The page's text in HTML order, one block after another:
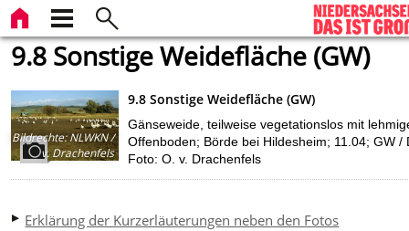
9.8 Sonstige Weidefläche (GW)
Bildrechte:NLWKN /
v. Drachenfels
9.8 Sonstige Weidefläche (GW)
Gänseweide, teilweise vegetationslos mit
Offenboden; Börde bei Hildesheim; 11.04; GW /
Foto: O. v. Drachenfels
Erklärung der Kurzerläuterungen neben den Fotos